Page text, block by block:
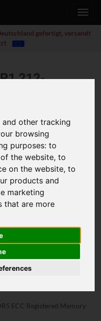
and other tracking
browsing
purposes:to
the website,to
on the website,to
products and
marketing
that are more
gefertigt, versandt
212-
3.5"/2.5"
Visual Computing, HPC &
Processors
Dual ROM
4 hot-swap bays
power supply
ECC Registered Memory